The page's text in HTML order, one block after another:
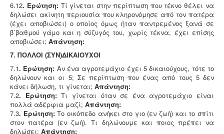
6.12. Ερώτηση: Τί γίνεται στην περίπτωση που τέκνο θέλει να
δηλώσει ακίνητη περιουσία που κληρονόμησε από τον πατέρα
(έχει αποβιώσει) ο οποίος όμως ήταν παντρεμένος ξανά σε
β΄βαθμού γάμο και η σύζυγός του, χωρίς τέκνα, έχει επίσης
αποβιώσει; Απάντηση:
7. ΠΟΛΛΟΙ (ΣΥΝ)ΔΙΚΑΙΟΥΧΟΙ
7.1. Ερώτηση: Αν ένα αγροτεμάχιο έχει 5 δικαιούχους, τότε το
δηλώνουν και οι 5; Σε περίπτωση που ένας από τους 5 δεν
κάνει δήλωση, τι γίνεται; Απάντηση:
7.2. Ερώτηση:Τι γίνεται όταν σε ένα αγροτεμάχιο είναι
πολλά αδέρφια μαζί; Απάντηση:
7.3. Ερώτηση:Το οικόπεδο ανήκει στο γιο (εν ζωή) και το σπίτι
στον πατέρα (εν ζωή). Τι δηλώνουμε και ποιος πρέπει να
δηλώσει; Απάντηση: